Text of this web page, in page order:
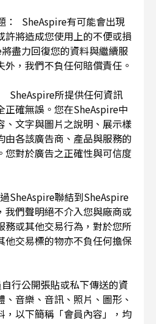
： SheAspire有可能會出現
許將造成您使用上的不便或損
盡力回復您的資料與繼續服
，我們不負任何賠償責任。
SheAspire所提供任何資訊
正確無誤。您在SheAspire中
、文字與圖片之說明、展示樣
由各該廣告商、產品與服務的
您對於廣告之正確性與可信度
SheAspire聯結到SheAspire
我們聲明絕不介入您與廠商或
務或其他交易行為，對於您所
他交易標的物亦不負任何擔保
行公開張貼或私下傳送的資
音樂、音訊、照片、圖形、
，以下簡稱「會員內容」，均